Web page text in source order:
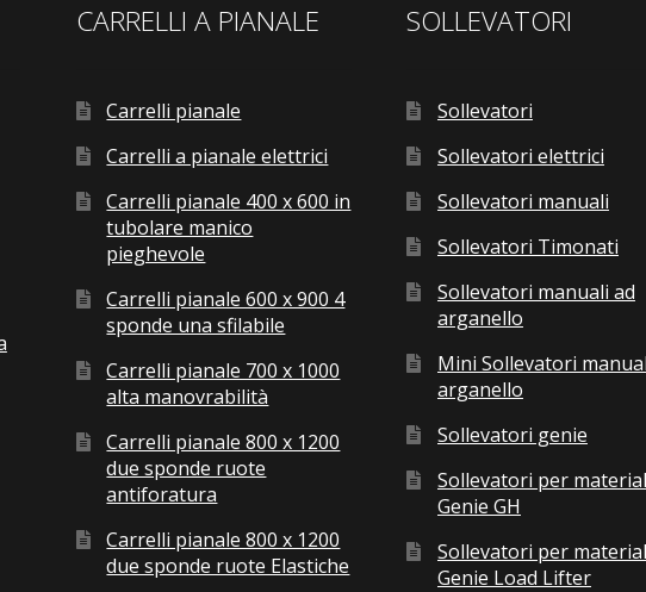
CARRELLI A PIANALE
Carrelli pianale
Carrelli a pianale elettrici
Carrelli pianale 400 x 600 in
tubolare manico
pieghevole
Carrelli pianale 600 x 900 4
sponde una sfilabile
Carrelli pianale 700 x 1000
alta manovrabilità
Carrelli pianale 800 x 1200
due sponde ruote
antiforatura
Carrelli pianale 800 x 1200
due sponde ruote Elastiche
SOLLEVATORI
Sollevatori
Sollevatori elettrici
Sollevatori manuali
Sollevatori Timonati
Sollevatori manuali ad
arganello
Mini Sollevatori
arganello
Sollevatori genie
Sollevatori per
Genie GH
Sollevatori per
Genie Load Lifter